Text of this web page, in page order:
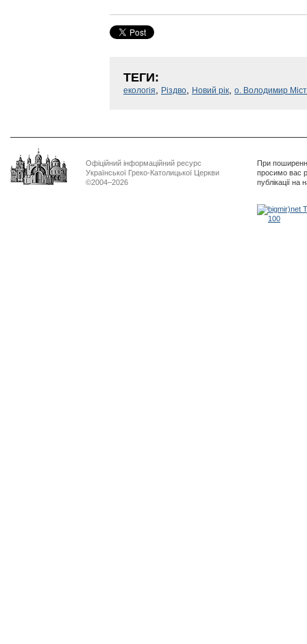
ТЕГИ:
екологія, Різдво, Новий рік, о. Володимир
Офіційний інформаційний ресурс
Української Греко-Католицької Церкви
©2004–2026
При
просимо вас
публікації на